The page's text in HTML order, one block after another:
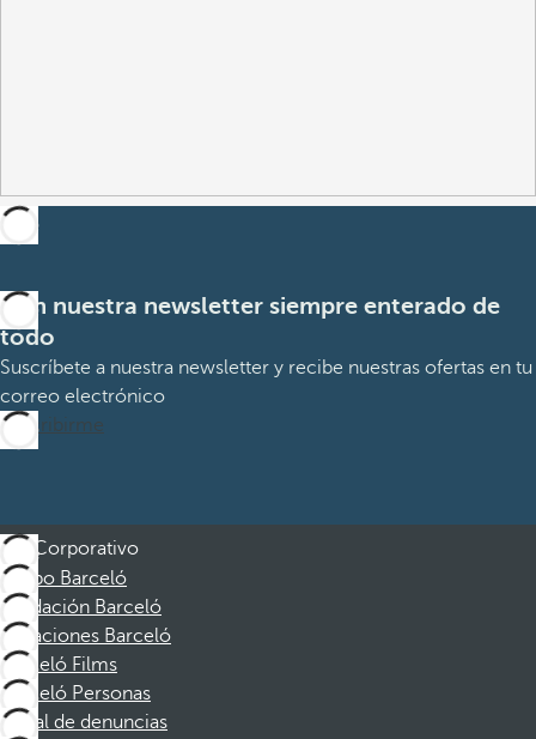
Con nuestra newsletter siempre enterado de
todo
Suscríbete a nuestra newsletter y recibe nuestras ofertas en tu
correo electrónico
Suscribirme
Corporativo
Grupo Barceló
Fundación Barceló
Vacaciones Barceló
Barceló Films
Barceló Personas
Canal de denuncias